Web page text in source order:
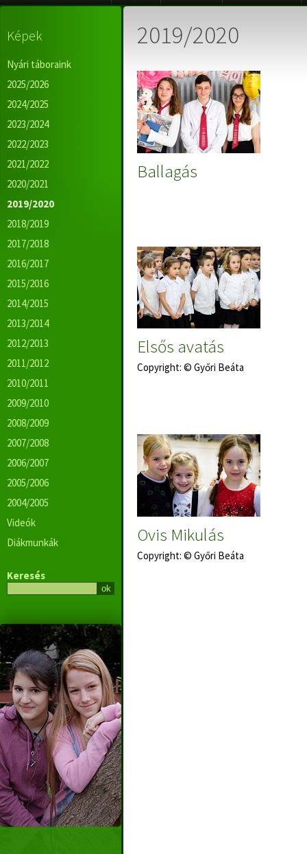
Képek
Nyári táboraink
2025/2026
2024/2025
2023/2024
2022/2023
2021/2022
2020/2021
2019/2020
2018/2019
2017/2018
2016/2017
2015/2016
2014/2015
2013/2014
2012/2013
2011/2012
2010/2011
2009/2010
2008/2009
2007/2008
2006/2007
2005/2006
2004/2005
Videók
Diákmunkák
Keresés
2019/2020
Ballagás
Elsős avatás
Copyright: © Győri Beáta
Ovis Mikulás
Copyright: © Győri Beáta